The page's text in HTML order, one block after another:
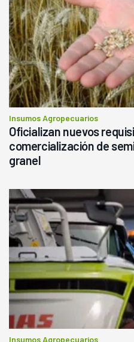
Insumos Agropecuarios
Oficializan nuevos
comercialización de
granel
Insumos Agropecuarios